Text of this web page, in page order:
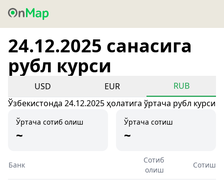
24.12.2025 санасига
рубл курси
USD EUR
RUB
Ўзбекистонда 24.12.2025 ҳолатига ўртача рубл курси
Ўртача сотиб олиш
~
Ўртача сотиш
~
Банк
Сотиб
олиш
Сотиш